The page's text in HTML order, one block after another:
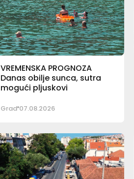
VREMENSKA PROGNOZA
Danas obilje sunca, sutra
mogući pljuskovi
Grad 07.08.2026